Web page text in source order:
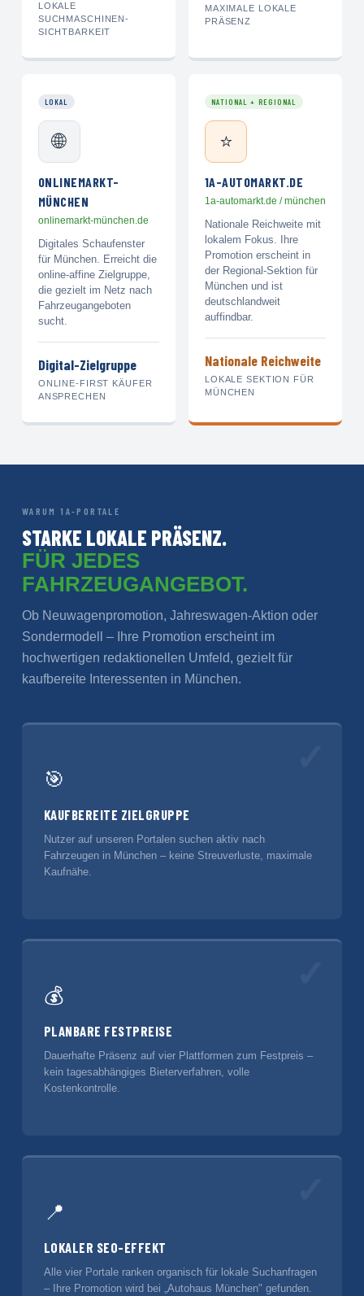
LOKALE
SUCHMASCHINEN-
SICHTBARKEIT
MAXIMALE LOKALE
PRÄSENZ
LOKAL
🌐
ONLINEMARKT-
MÜNCHEN
onlinemarkt-münchen.de
Digitales Schaufenster
für München. Erreicht die
online-affine Zielgruppe,
die gezielt im Netz nach
Fahrzeugangeboten
sucht.
Digital-Zielgruppe
ONLINE-FIRST KÄUFER
ANSPRECHEN
NATIONAL + REGIONAL
⭐
1A-AUTOMARKT.DE
1a-automarkt.de / münchen
Nationale Reichweite mit
lokalem Fokus. Ihre
Promotion erscheint in
der Regional-Sektion für
München und ist
deutschlandweit
auffindbar.
Nationale Reichweite
LOKALE SEKTION FÜR
MÜNCHEN
WARUM 1A-PORTALE
STARKE LOKALE PRÄSENZ.
FÜR JEDES
FAHRZEUGANGEBOT.
Ob Neuwagenpromotion, Jahreswagen-Aktion oder
Sondermodell – Ihre Promotion erscheint im
hochwertigen redaktionellen Umfeld, gezielt für
kaufbereite Interessenten in München.
🎯
KAUFBEREITE ZIELGRUPPE
Nutzer auf unseren Portalen suchen aktiv nach
Fahrzeugen in München – keine Streuverluste, maximale
Kaufnähe.
💰
PLANBARE FESTPREISE
Dauerhafte Präsenz auf vier Plattformen zum Festpreis –
kein tagesabhängiges Bieterverfahren, volle
Kostenkontrolle.
📍
LOKALER SEO-EFFEKT
Alle vier Portale ranken organisch für lokale Suchanfragen
– Ihre Promotion wird bei „Autohaus München" gefunden.